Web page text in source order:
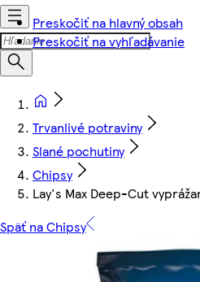
Preskočiť na hlavný obsah
Preskočiť na vyhľadávanie
Trvanlivé potraviny
Slané pochutiny
Chipsy
Lay's Max Deep-Cut
Späť na Chipsy